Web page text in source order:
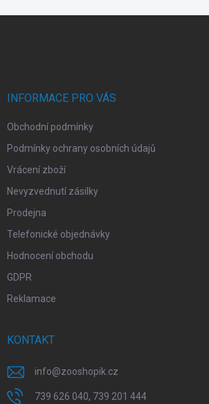
INFORMACE PRO VÁS
Obchodní podmínky
Podmínky ochrany osobních údajů
Vrácení zboží
Nevyzvednutí zásilky
Prodejna
Telefonické objednávky
Hodnocení obchodu
GDPR
Reklamace
KONTAKT
info@zooshopik.cz
739 626 040, 739 201 444